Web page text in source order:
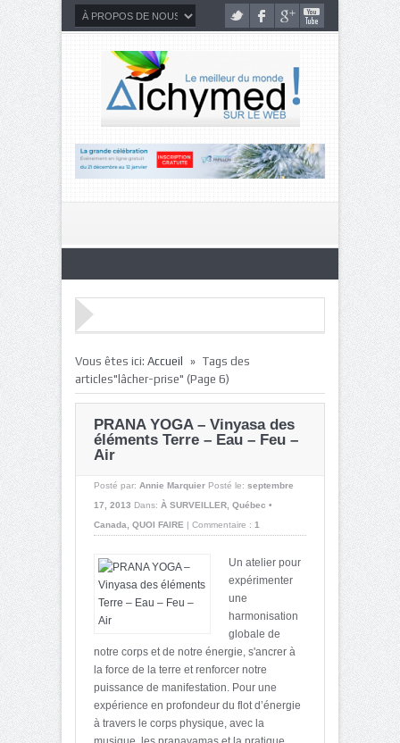
Vous êtes ici: Accueil » Tags des
articles"lâcher-prise" (Page 6)
PRANA YOGA – Vinyasa des
éléments Terre – Eau – Feu –
Air
Posté par: Annie Marquier Posté le: septembre
17, 2013 Dans: À SURVEILLER Québec •
Canada
QUOI FAIRE | Commentaire : 1
Un atelier pour
expérimenter
une
harmonisation
globale de
notre corps et de notre énergie, s'ancrer à
la force de la terre et renforcer notre
puissance de manifestation. Pour une
expérience en profondeur du flot d’énergie
à travers le corps physique, avec la